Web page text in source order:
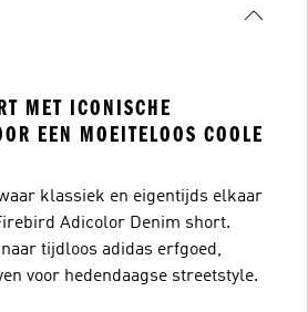
MET ICONISCHE
EEN MOEITELOOS COOLE
klassiek en eigentijds elkaar
Adicolor Denim short.
tijdloos adidas erfgoed,
voor hedendaagse streetstyle.